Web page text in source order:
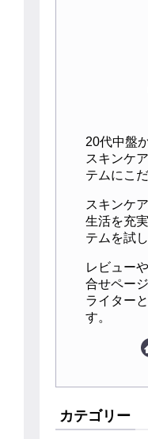
20代中盤
スキンケ
テムにこ
スキンケ
生活を充
テムを試
レビュー
合せペー
ライター
す。
カテゴリー